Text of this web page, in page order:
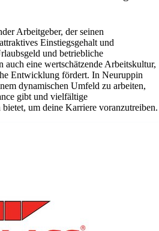
Arbeitgeber, der seinen
Einstiegsgehalt und
und betriebliche
auch eine wertschätzende Arbeitskultur,
Entwicklung fördert. In Neuruppin
dynamischen Umfeld zu arbeiten,
gibt und vielfältige
um deine Karriere voranzutreiben.